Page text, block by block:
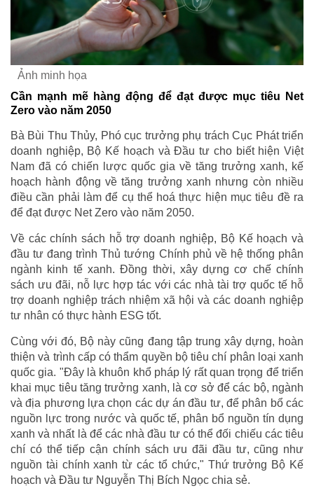
Ảnh minh họa
Cần mạnh mẽ hàng động để đạt được mục tiêu Net
Zero vào năm 2050
Bà Bùi Thu Thủy, Phó cục trưởng phụ trách Cục Phát triển
doanh nghiệp, Bộ Kế hoạch và Đầu tư cho biết hiện Việt
Nam đã có chiến lược quốc gia về tăng trưởng xanh, kế
hoạch hành động về tăng trưởng xanh nhưng còn nhiều
điều cần phải làm để cụ thể hoá thực hiện mục tiêu đề ra
để đạt được Net Zero vào năm 2050.
Về các chính sách hỗ trợ doanh nghiệp, Bộ Kế hoạch và
đầu tư đang trình Thủ tướng Chính phủ về hệ thống phân
ngành kinh tế xanh. Đồng thời, xây dựng cơ chế chính
sách ưu đãi, nỗ lực hợp tác với các nhà tài trợ quốc tế hỗ
trợ doanh nghiệp trách nhiệm xã hội và các doanh nghiệp
tư nhân có thực hành ESG tốt.
Cùng với đó, Bộ này cũng đang tập trung xây dựng, hoàn
thiện và trình cấp có thẩm quyền bộ tiêu chí phân loại xanh
quốc gia. "Đây là khuôn khổ pháp lý rất quan trọng để triển
khai mục tiêu tăng trưởng xanh, là cơ sở để các bộ, ngành
và địa phương lựa chọn các dự án đầu tư, để phân bổ các
nguồn lực trong nước và quốc tế, phân bổ nguồn tín dụng
xanh và nhất là để các nhà đầu tư có thể đối chiếu các tiêu
chí có thể tiếp cận chính sách ưu đãi đầu tư, cũng như
nguồn tài chính xanh từ các tổ chức," Thứ trưởng Bộ Kế
hoạch và Đầu tư Nguyễn Thị Bích Ngọc chia sẻ.